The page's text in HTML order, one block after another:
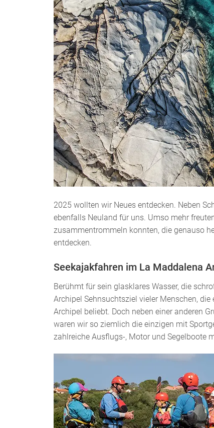
2025 wollten wir Neues entdecken. Neben
ebenfalls Neuland für uns. Umso mehr
zusammentrommeln konnten, die genauso
entdecken.
Seekajakfahren im La Maddalena
Berühmt für sein glasklares Wasser, die
Archipel Sehnsuchtsziel vieler Menschen,
Archipel beliebt. Doch neben einer anderen
waren wir so ziemlich die einzigen mit
zahlreiche Ausflugs-, Motor und Segelboote